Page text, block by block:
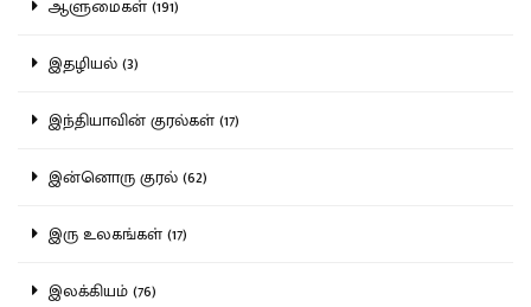
ஆளுமைகள் (191)
இதழியல் (3)
இந்தியாவின் குரல்கள் (17)
இன்னொரு குரல் (62)
இரு உலகங்கள் (17)
இலக்கியம் (76)